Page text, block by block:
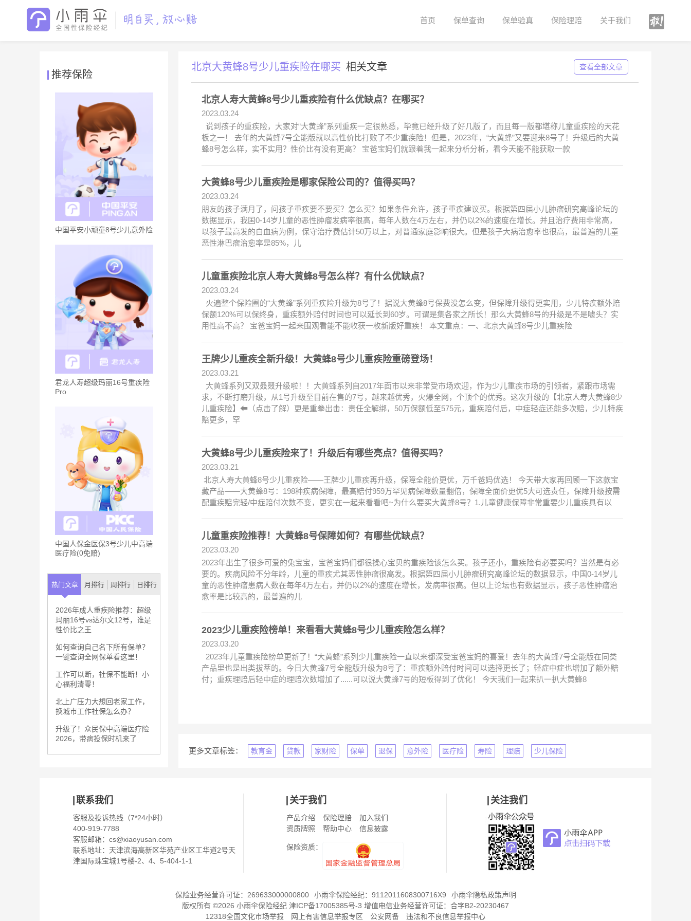
首页 保单查询 保单验真 保险理赔 关于我们
推荐保险
中国平安小顽童8号少儿意外险
君龙人寿超级玛丽16号重疾险
Pro
中国人保金医保3号少儿中高端
医疗险(0免赔)
热门文章 月排行 周排行 日排行
2026年成人重疾险推荐：超级
玛丽16号vs达尔文12号，谁是
性价比之王
如何查询自己名下所有保单？
一键查询全网保单看这里！
工作可以断，社保不能断！小
心福利清零！
北上广压力大想回老家工作，
换城市工作社保怎么办？
升级了！众民保中高端医疗险
2026，带病投保时机来了
北京大黄蜂8号少儿重疾险在哪买 相关文章 查看全部文章
北京人寿大黄蜂8号少儿重疾险有什么优缺点？在哪买？
2023.03.24
说到孩子的重疾险，大家对“大黄蜂”系列重疾一定很熟悉，毕竟已经升级了好几版了，而且每一版都堪称儿童重疾险的天花
板之一！ 去年的大黄蜂7号全能版就以高性价比打败了不少重疾险！但是，2023年，“大黄蜂”又要迎来8号了！升级后的大黄
蜂8号怎么样，实不实用？性价比有没有更高？ 宝爸宝妈们就跟着我一起来分析分析，看今天能不能获取一款
大黄蜂8号少儿重疾险是哪家保险公司的？值得买吗？
2023.03.24
朋友的孩子满月了，问孩子重疾要不要买？怎么买？如果条件允许，孩子重疾建议买。根据第四届小儿肿瘤研究高峰论坛的
数据显示，我国0-14岁儿童的恶性肿瘤发病率很高，每年人数在4万左右，并仍以2%的速度在增长。并且治疗费用非常高，
以孩子最高发的白血病为例，保守治疗费估计50万以上，对普通家庭影响很大。但是孩子大病治愈率也很高，最普遍的儿童
恶性淋巴瘤治愈率是85%，儿
儿童重疾险北京人寿大黄蜂8号怎么样？有什么优缺点？
2023.03.24
火遍整个保险圈的“大黄蜂”系列重疾险升级为8号了！据说大黄蜂8号保费没怎么变，但保障升级得更实用，少儿特疾额外赔
保额120%可以保终身，重疾额外赔付时间也可以延长到60岁。可谓是集各家之所长！那么大黄蜂8号的升级是不是噱头？实
用性高不高？ 宝爸宝妈一起来围观看能不能收获一枚新版好重疾！ 本文重点：一、北京大黄蜂8号少儿重疾险
王牌少儿重疾全新升级！大黄蜂8号少儿重疾险重磅登场！
2023.03.21
大黄蜂系列又双叒叕升级啦！！大黄蜂系列自2017年面市以来非常受市场欢迎，作为少儿重疾市场的引领者，紧跟市场需
求，不断打磨升级，从1号升级至目前在售的7号，越来越优秀，火爆全网，个顶个的优秀。这次升级的【北京人寿大黄蜂8少
儿重疾险】⬅（点击了解）更是重拳出击：责任全解绑，50万保额低至575元，重疾赔付后，中症轻症还能多次赔，少儿特疾
赔更多，罕
大黄蜂8号少儿重疾险来了！升级后有哪些亮点？值得买吗？
2023.03.21
北京人寿大黄蜂8号少儿重疾险——王牌少儿重疾再升级，保障全能价更优，万千爸妈优选！ 今天带大家再回顾一下这款宝
藏产品——大黄蜂8号：198种疾病保障，最高赔付959万罕见病保障数量翻倍，保障全面价更优5大可选责任，保障升级按需
配重疾赔完轻/中症赔付次数不变，更实在一起来看看吧~为什么要买大黄蜂8号？1.儿童健康保障非常重要少儿重疾具有以
儿童重疾险推荐！大黄蜂8号保障如何？有哪些优缺点？
2023.03.20
2023年出生了很多可爱的兔宝宝，宝爸宝妈们都很操心宝贝的重疾险该怎么买。孩子还小，重疾险有必要买吗？当然是有必
要的。疾病风险不分年龄，儿童的重疾尤其恶性肿瘤很高发。根据第四届小儿肿瘤研究高峰论坛的数据显示，中国0-14岁儿
童的恶性肿瘤患病人数在每年4万左右，并仍以2%的速度在增长，发病率很高。但以上论坛也有数据显示，孩子恶性肿瘤治
愈率是比较高的，最普遍的儿
2023少儿重疾险榜单！来看看大黄蜂8号少儿重疾险怎么样？
2023.03.20
2023年儿童重疾险榜单更新了！“大黄蜂”系列少儿重疾险一直以来都深受宝爸宝妈的喜爱！去年的大黄蜂7号全能版在同类
产品里也是出类拔萃的。今日大黄蜂7号全能版升级为8号了：重疾额外赔付时间可以选择更长了；轻症中症也增加了额外赔
付；重疾理赔后轻中症的理赔次数增加了......可以说大黄蜂7号的短板得到了优化！ 今天我们一起来扒一扒大黄蜂8
更多文章标签： 教育金 贷款 家财险 保单 退保 意外险 医疗险 寿险 理赔 少儿保险
联系我们
客服及投诉热线（7*24小时）
400-919-7788
客服邮箱： cs@xiaoyusan.com
联系地址：天津滨海高新区华苑产业区工华道2号天
津国际珠宝城1号楼-2、4、5-404-1-1
关于我们
产品介绍 保险理赔
加入我们
资质牌照
帮助中心 信息披露
保险资质：
关注我们
保险业务经营许可证：269633000000800 小雨伞保险经纪：9112011608300716X9
小雨伞隐私政策声明
版权所有 ©2026 小雨伞保险经纪 津ICP备17005385号-3 增值电信业务经营许可证： 合字B2-20230467
12318全国文化市场举报
网上有害信息举报专区 公安网备 违法和不良信息举报中心